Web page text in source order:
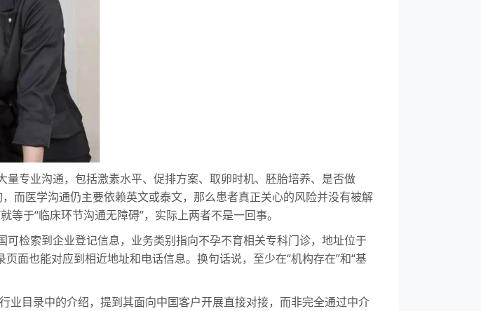
量专业沟通，包括激素水平、促排方案、取卵时机、胚胎培养、是否做
而医学沟通仍主要依赖英文或泰文，那么患者真正关心的风险并没有被解
于“临床环节沟通无障碍”，实际上两者不是一回事。
可检索到企业登记信息，业务类别指向不孕不育相关专科门诊，地址位于
面也能对应到相近地址和电话信息。换句话说，至少在“机构存在”和“基
业目录中的介绍，提到其面向中国客户开展直接对接，而非完全通过中介